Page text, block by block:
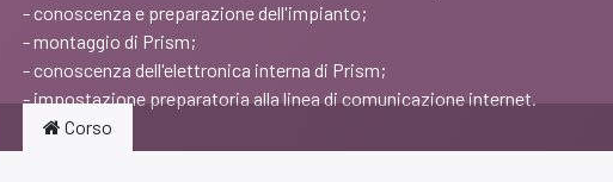
- conoscenza e preparazione dell'impianto;
- montaggio di Prism;
- conoscenza dell'elettronica interna di Prism;
- impostazione preparatoria alla linea di comunicazione internet.
Corso